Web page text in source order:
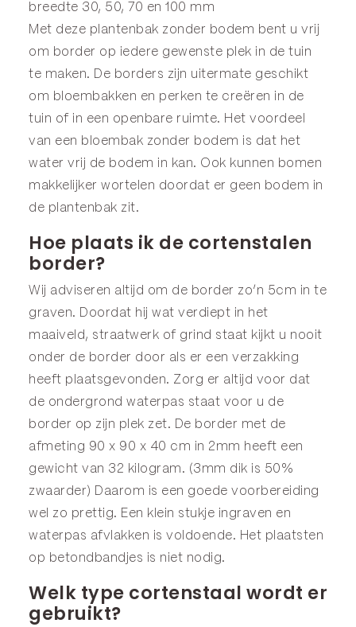
breedte 30, 50, 70 en 100 mm
Met deze plantenbak zonder bodem bent u vrij
om border op iedere gewenste plek in de tuin
te maken. De borders zijn uitermate geschikt
om bloembakken en perken te creëren in de
tuin of in een openbare ruimte. Het voordeel
van een bloembak zonder bodem is dat het
water vrij de bodem in kan. Ook kunnen bomen
makkelijker wortelen doordat er geen bodem in
de plantenbak zit.
Hoe plaats ik de cortenstalen
border?
Wij adviseren altijd om de border zo’n 5cm in te
graven. Doordat hij wat verdiept in het
maaiveld, straatwerk of grind staat kijkt u nooit
onder de border door als er een verzakking
heeft plaatsgevonden. Zorg er altijd voor dat
de ondergrond waterpas staat voor u de
border op zijn plek zet. De border met de
afmeting 90 x 90 x 40 cm in 2mm heeft een
gewicht van 32 kilogram. (3mm dik is 50%
zwaarder) Daarom is een goede voorbereiding
wel zo prettig. Een klein stukje ingraven en
waterpas afvlakken is voldoende. Het plaatsten
op betondbandjes is niet nodig.
Welk type cortenstaal wordt er
gebruikt?